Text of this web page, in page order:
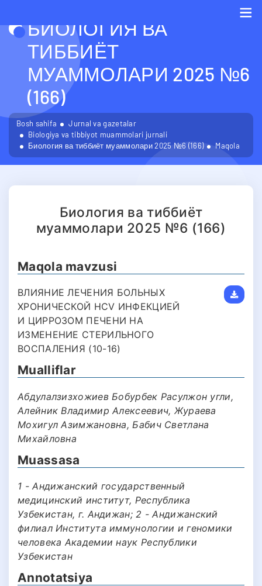
БИОЛОГИЯ ВА
ТИББИЁТ
МУАММОЛАРИ 2025 №6
(166)
Bosh sahifa
Jurnal va gazetalar
Biologiya va tibbiyot muammolari jurnali
Биология ва тиббиёт муаммолари 2025 №6 (166)
Maqola
Биология ва тиббиёт
муаммолари 2025 №6 (166)
Maqola mavzusi
ВЛИЯНИЕ ЛЕЧЕНИЯ БОЛЬНЫХ
ХРОНИЧЕСКОЙ HCV ИНФЕКЦИЕЙ
И ЦИРРОЗОМ ПЕЧЕНИ НА
ИЗМЕНЕНИЕ СТЕРИЛЬНОГО
ВОСПАЛЕНИЯ (10-16)
Mualliflar
Абдулалзизхожиев Бобурбек Расулжон угли,
Алейник Владимир Алексеевич, Жураева
Мохигул Азимжановна, Бабич Светлана
Михайловна
Muassasa
1 - Андижанский государственный
медицинский институт, Республика
Узбекистан, г. Андижан; 2 - Андижанский
филиал Института иммунологии и геномики
человека Академии наук Республики
Узбекистан
Annotatsiya